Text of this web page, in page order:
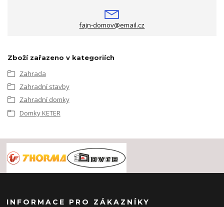
fajn-domov@email.cz
Zboží zařazeno v kategoriích
Zahrada
Zahradní stavby
Zahradní domky
Domky KETER
INFORMACE PRO ZÁKAZNÍKY